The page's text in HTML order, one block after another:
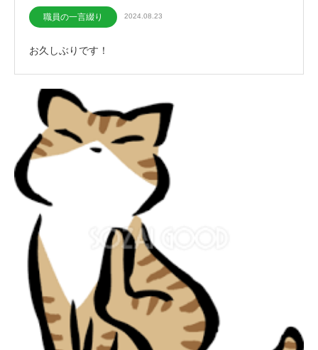
職員の一言綴り 2024.08.23
お久しぶりです！